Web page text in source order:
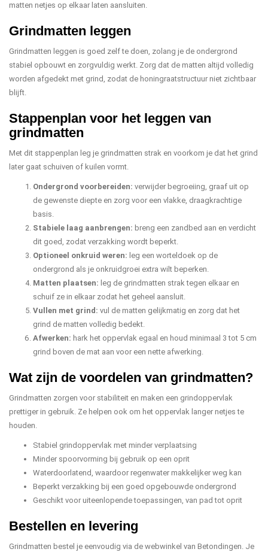
matten netjes op elkaar laten aansluiten.
Grindmatten leggen
Grindmatten leggen is goed zelf te doen, zolang je de ondergrond
stabiel opbouwt en zorgvuldig werkt. Zorg dat de matten altijd volledig
worden afgedekt met grind, zodat de honingraatstructuur niet zichtbaar
blijft.
Stappenplan voor het leggen van
grindmatten
Met dit stappenplan leg je grindmatten strak en voorkom je dat het grind
later gaat schuiven of kuilen vormt.
Ondergrond voorbereiden: verwijder begroeiing, graaf uit op
de gewenste diepte en zorg voor een vlakke, draagkrachtige
basis.
Stabiele laag aanbrengen: breng een zandbed aan en verdicht
dit goed, zodat verzakking wordt beperkt.
Optioneel onkruid weren: leg een worteldoek op de
ondergrond als je onkruidgroei extra wilt beperken.
Matten plaatsen: leg de grindmatten strak tegen elkaar en
schuif ze in elkaar zodat het geheel aansluit.
Vullen met grind: vul de matten gelijkmatig en zorg dat het
grind de matten volledig bedekt.
Afwerken: hark het oppervlak egaal en houd minimaal 3 tot 5 cm
grind boven de mat aan voor een nette afwerking.
Wat zijn de voordelen van grindmatten?
Grindmatten zorgen voor stabiliteit en maken een grindoppervlak
prettiger in gebruik. Ze helpen ook om het oppervlak langer netjes te
houden.
Stabiel grindoppervlak met minder verplaatsing
Minder spoorvorming bij gebruik op een oprit
Waterdoorlatend, waardoor regenwater makkelijker weg kan
Beperkt verzakking bij een goed opgebouwde ondergrond
Geschikt voor uiteenlopende toepassingen, van pad tot oprit
Bestellen en levering
Grindmatten bestel je eenvoudig via de webwinkel van Betondingen. Je